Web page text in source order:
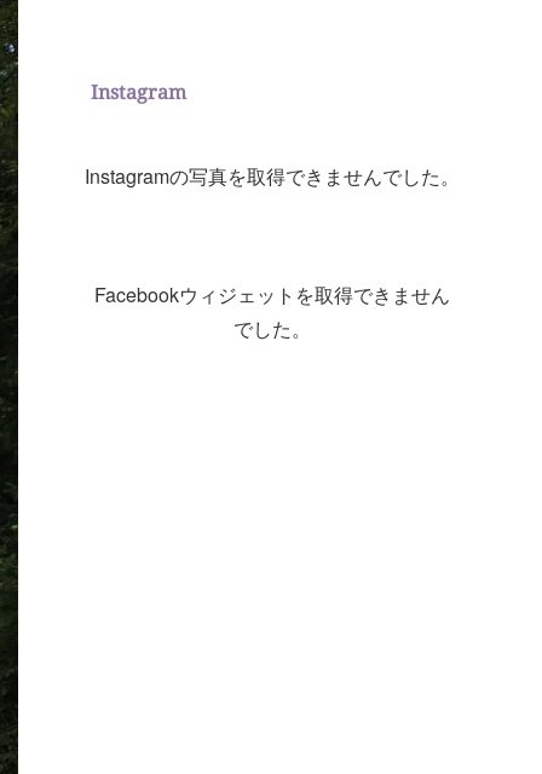
Instagram
Instagramの写真を取得できませんでした。
Facebookウィジェットを取得できません
でした。